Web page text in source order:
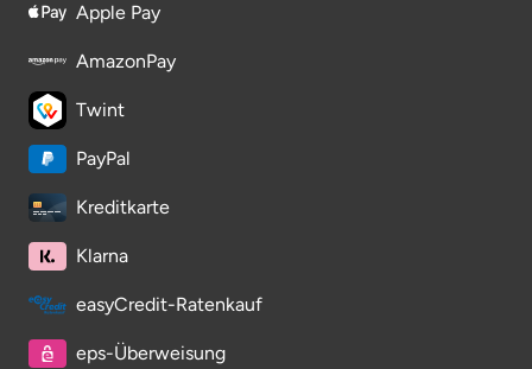
Apple Pay
AmazonPay
Twint
PayPal
Kreditkarte
Klarna
easyCredit-Ratenkauf
eps-Überweisung
Stettiner Haff
Stormarn
Straubing
Sulz am Neckar